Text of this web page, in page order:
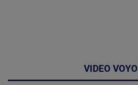
VIDEO VOYO